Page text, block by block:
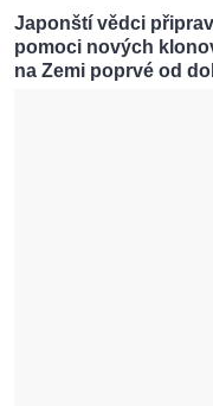
Japonští vědci
pomoci nových
na Zemi poprvé od